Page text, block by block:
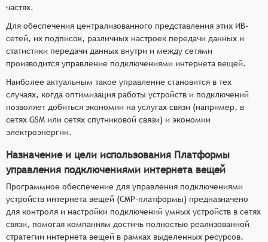
частях.
Для обеспечения централизованного представления этих ИВ-
сетей, их подписок, различных настроек передачи данных и
статистики передачи данных внутри и между сетями
производится управление подключениями интернета вещей.
Наиболее актуальным такое управление становится в тех
случаях, когда оптимизация работы устройств и подключений
позволяет добиться экономии на услугах связи (например, в
сетях GSM или сетях спутниковой связи) и экономии
электроэнергии.
Назначение и цели использования Платформы
управления подключениями интернета вещей
Программное обеспечение для управления подключениями
устройств интернета вещей (CMP-платформы) предназначено
для контроля и настройки подключений умных устройств в сетях
связи, помогая компаниям достичь полностью реализованной
стратегии интернета вещей в рамках выделенных ресурсов.